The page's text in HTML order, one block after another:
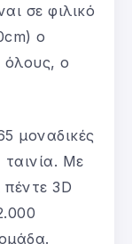
σε φιλικό
ο
όλους, ο
μοναδικές
ταινία. Με
3D